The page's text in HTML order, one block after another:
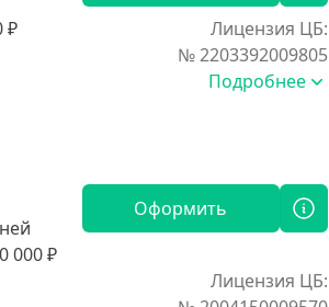
₽
Лицензия ЦБ:
№ 2203392009805
Подробнее
000 ₽
Оформить
Лицензия ЦБ: